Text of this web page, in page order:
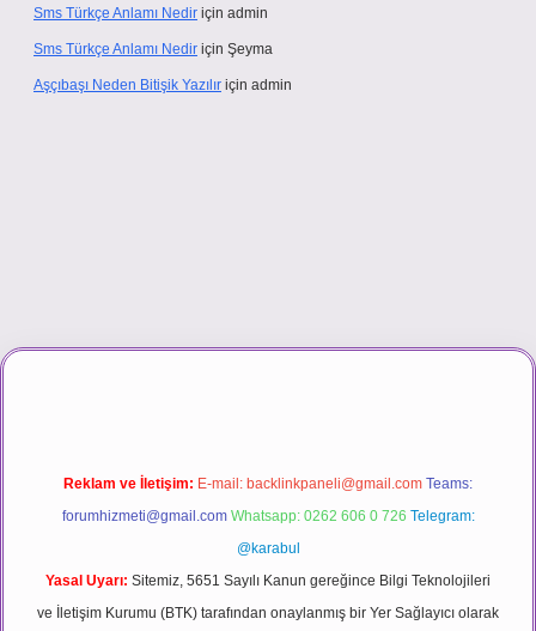
Sms Türkçe Anlamı Nedir için admin
Sms Türkçe Anlamı Nedir için Şeyma
Aşçıbaşı Neden Bitişik Yazılır için admin
Reklam ve İletişim: E-mail: backlinkpaneli@gmail.com Teams:
forumhizmeti@gmail.com Whatsapp: 0262 606 0 726 Telegram:
@karabul
Yasal Uyarı: Sitemiz, 5651 Sayılı Kanun gereğince Bilgi Teknolojileri
ve İletişim Kurumu (BTK) tarafından onaylanmış bir Yer Sağlayıcı olarak